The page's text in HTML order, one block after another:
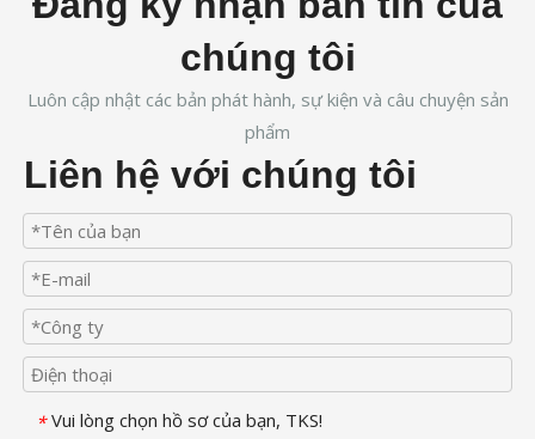
chúng tôi
Luôn cập nhật các bản phát hành, sự kiện và câu chuyện sản
phẩm
Liên hệ với chúng tôi
* Vui lòng chọn hồ sơ của bạn, TKS!